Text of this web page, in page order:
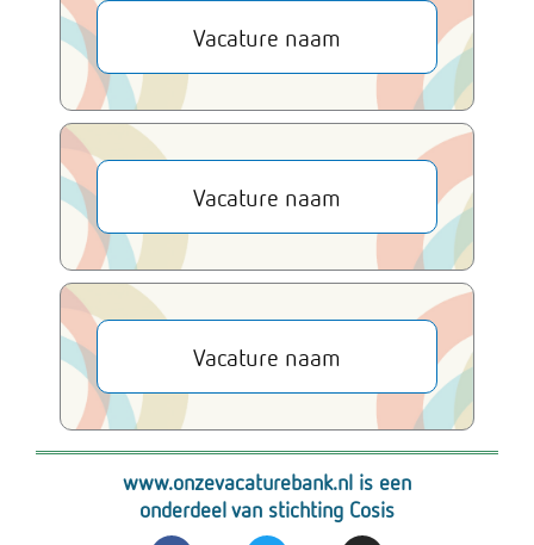
Vacature naam
Vacature naam
Vacature naam
www.onzevacaturebank.nl is een
onderdeel van stichting Cosis